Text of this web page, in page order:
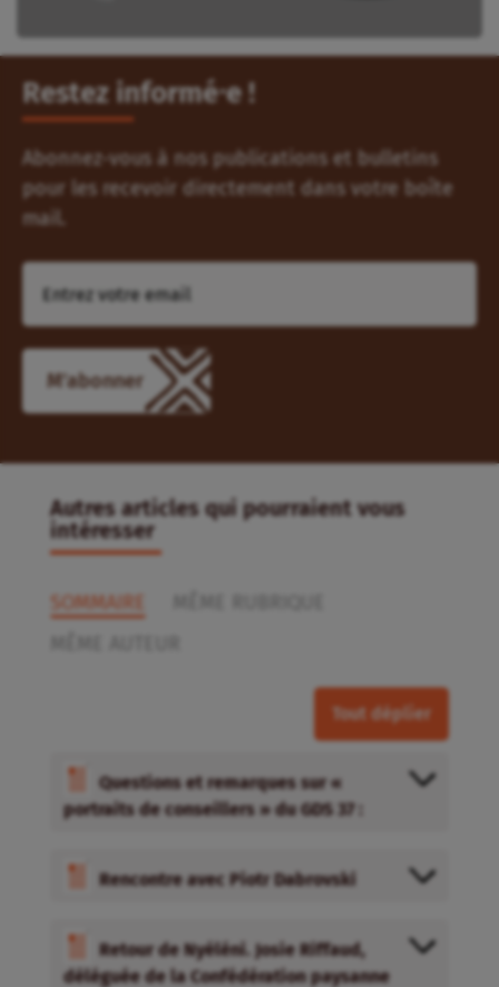
Restez informé⸱e !
Abonnez-vous à nos publications et bulletins
pour les recevoir directement dans votre boîte
mail.
M'abonner
Autres articles qui pourraient vous
intéresser
SOMMAIRE
Tout déplier
Questions et remarques sur «
portraits de conseillers » du GDS 37 :
Rencontre avec Piotr Dabrovski
Retour de Nyéléni. Josie Riffaud,
déléguée de la Confédération paysanne